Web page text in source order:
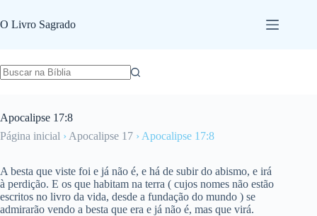
para
o
O Livro Sagrado
Apocalipse 17:8
Página inicial › Apocalipse 17 › Apocalipse 17:8
A besta que viste foi e já não é, e há de subir do abismo, e irá
à perdição. E os que habitam na terra ( cujos nomes não estão
escritos no livro da vida, desde a fundação do mundo ) se
admirarão vendo a besta que era e já não é, mas que virá.